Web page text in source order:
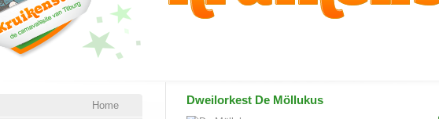
Home
Dweilorkest De Möllukus